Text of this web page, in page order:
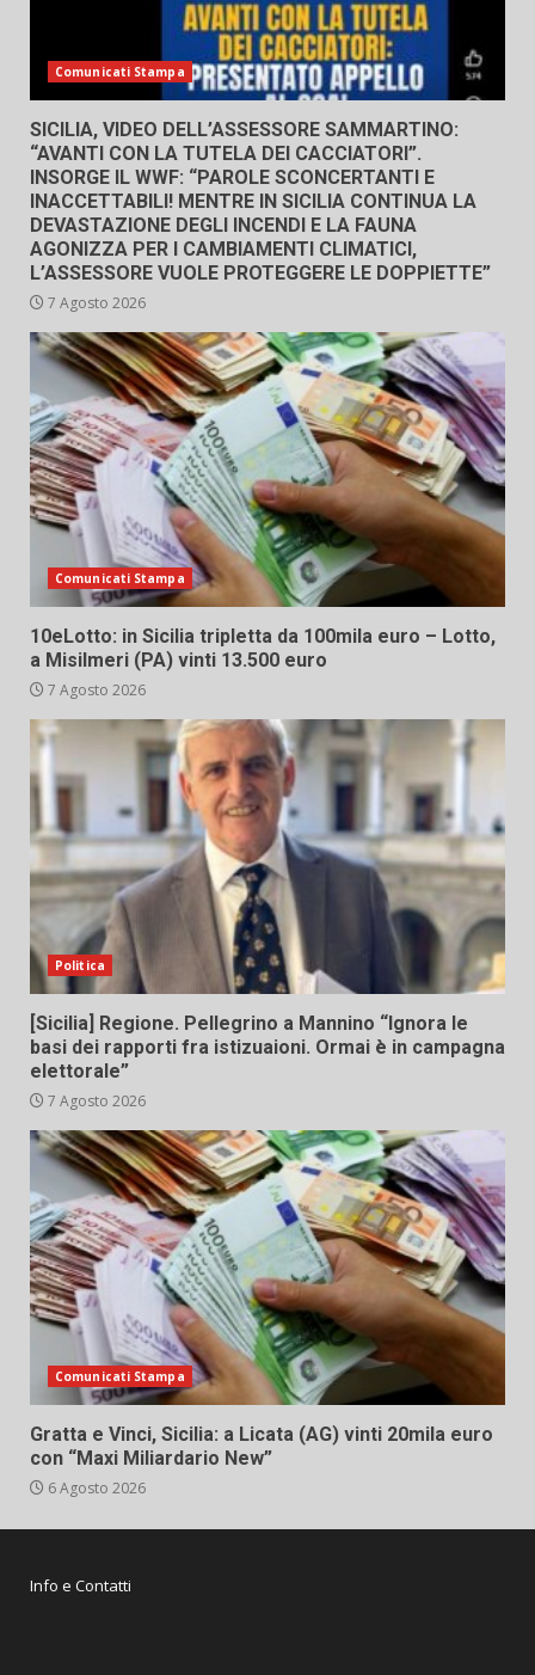
Comunicati Stampa
SICILIA, VIDEO DELL’ASSESSORE SAMMARTINO:
“AVANTI CON LA TUTELA DEI CACCIATORI”.
INSORGE IL WWF: “PAROLE SCONCERTANTI E
INACCETTABILI! MENTRE IN SICILIA CONTINUA LA
DEVASTAZIONE DEGLI INCENDI E LA FAUNA
AGONIZZA PER I CAMBIAMENTI CLIMATICI,
L’ASSESSORE VUOLE PROTEGGERE LE DOPPIETTE”
7 Agosto 2026
Comunicati Stampa
10eLotto: in Sicilia tripletta da 100mila euro – Lotto,
a Misilmeri (PA) vinti 13.500 euro
7 Agosto 2026
Politica
[Sicilia] Regione. Pellegrino a Mannino “Ignora le
basi dei rapporti fra istizuaioni. Ormai è in campagna
elettorale”
7 Agosto 2026
Comunicati Stampa
Gratta e Vinci, Sicilia: a Licata (AG) vinti 20mila euro
con “Maxi Miliardario New”
6 Agosto 2026
Info e Contatti